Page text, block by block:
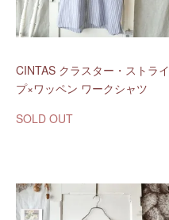
CINTAS クラスター・ストライ
プ×ワッペン ワークシャツ
SOLD OUT